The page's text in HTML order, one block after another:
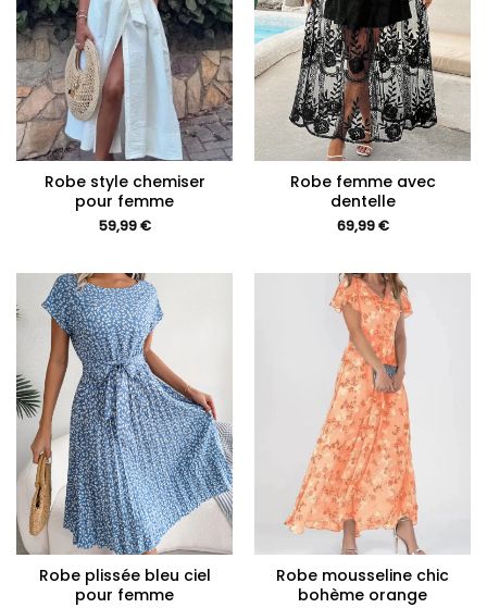
Robe style chemiser
pour femme
59,99€
Robe femme avec
dentelle
69,99€
Robe plissée bleu ciel
pour femme
Robe mousseline chic
bohème orange